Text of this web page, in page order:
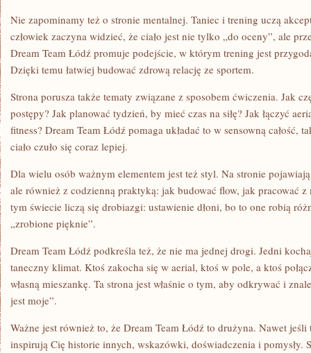
Nie zapominamy też o stronie mentalnej. Taniec i trening uczą
człowiek zaczyna widzieć, że ciało jest nie tylko „do oceny”, ale
Dream Team Łódź promuje podejście, w którym trening jest
Dzięki temu łatwiej budować zdrową relację ze sportem.
Strona porusza także tematy związane z sposobem ćwiczenia. Jak
postępy? Jak planować tydzień, by mieć czas na siłę? Jak łączyć
fitness? Dream Team Łódź pomaga układać to w sensowną całość,
ciało czuło się coraz lepiej.
Dla wielu osób ważnym elementem jest też styl. Na stronie
ale również z codzienną praktyką: jak budować flow, jak pracować
tym świecie liczą się drobiazgi: ustawienie dłoni, bo to one robią
„zrobione pięknie”.
Dream Team Łódź podkreśla też, że nie ma jednej drogi. Jedni
taneczny klimat. Ktoś zakocha się w aerial, ktoś w pole, a ktoś
własną mieszankę. Ta strona jest właśnie o tym, aby odkrywać i
jest moje”.
Ważne jest również to, że Dream Team Łódź to drużyna. Nawet
inspirują Cię historie innych, wskazówki, doświadczenia i pomysły.